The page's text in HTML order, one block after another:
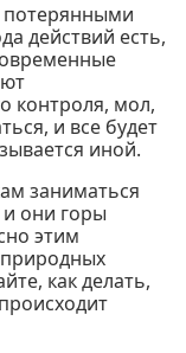
потерянными
действий есть,
контроля, мол,
и все будет
иной.
заниматься
они горы
этим
как делать,